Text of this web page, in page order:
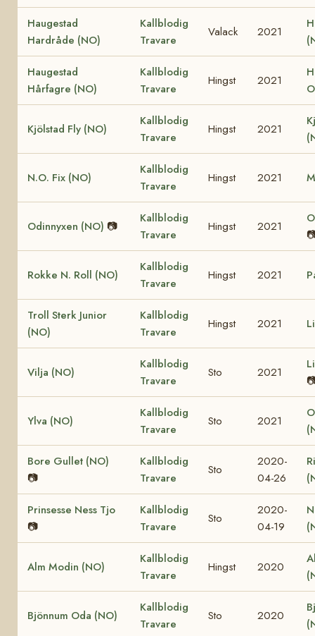
Haugestad
Hardråde (NO)
Kallblodig
Travare
Valack 2021
Haugestad
Hårfagre (NO)
Kallblodig
Travare
Hingst 2021
Kjölstad Fly (NO)
Kallblodig
Travare
Hingst 2021
N.O. Fix (NO)
Kallblodig
Travare
Hingst 2021
Odinnyxen (NO) 📷
Kallblodig
Travare
Hingst 2021
Rokke N. Roll (NO)
Kallblodig
Travare
Hingst 2021
Troll Sterk Junior
(NO)
Kallblodig
Travare
Hingst 2021
Vilja (NO)
Kallblodig
Travare
Sto 2021
Ylva (NO)
Kallblodig
Travare
Sto 2021
Bore Gullet (NO)
📷
Kallblodig
Travare
Sto
2020-
04-26
Prinsesse Ness Tjo
📷
Kallblodig
Travare
Sto
2020-
04-19
Alm Modin (NO)
Kallblodig
Travare
Hingst 2020
Bjönnum Oda (NO)
Kallblodig
Travare
Sto 2020